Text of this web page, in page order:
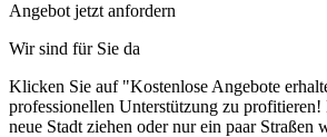
Angebot jetzt anfordern
Wir sind für Sie da
Klicken Sie auf "Kostenlose Angebote
professionellen Unterstützung zu
neue Stadt ziehen oder nur ein paar Straßen